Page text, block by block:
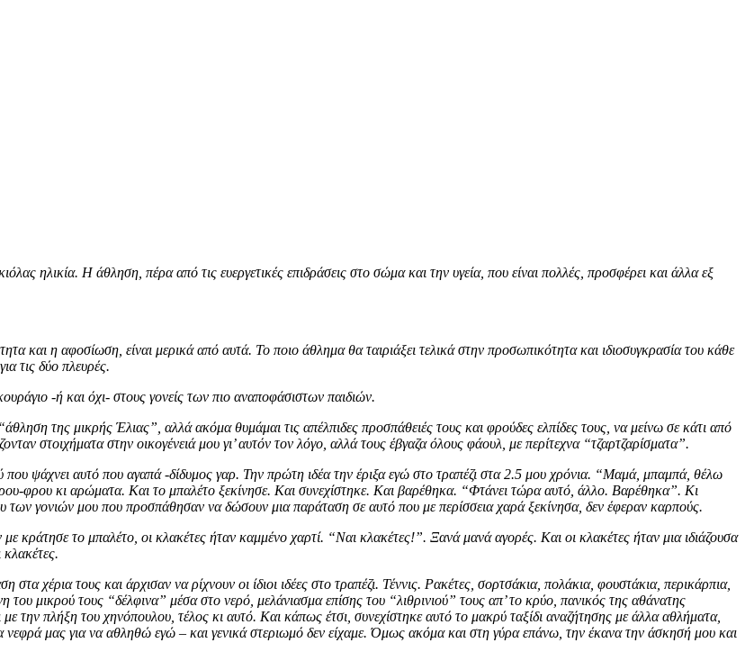
ηλικία. Η άθληση, πέρα από τις ευεργετικές επιδράσεις στο σώμα και την υγεία, που είναι πολλές, προσφέρει και άλλα εξ
και η αφοσίωση, είναι μερικά από αυτά. Το ποιο άθλημα θα ταιριάξει τελικά στην προσωπικότητα και ιδιοσυγκρασία του κάθε
τις δύο πλευρές.
-ή και όχι- στους γονείς των πιο αναποφάσιστων παιδιών.
της μικρής Έλιας”, αλλά ακόμα θυμάμαι τις απέλπιδες προσπάθειές τους και φρούδες ελπίδες τους, να μείνω σε κάτι από
στοιχήματα στην οικογένειά μου γι’ αυτόν τον λόγο, αλλά τους έβγαζα όλους φάουλ, με περίτεχνα “τζαρτζαρίσματα”.
που ψάχνει αυτό που αγαπά -δίδυμος γαρ. Την πρώτη ιδέα την έριξα εγώ στο τραπέζι στα 2.5 μου χρόνια. “Μαμά, μπαμπά, θέλω
φρου κι αρώματα. Και το μπαλέτο ξεκίνησε. Και συνεχίστηκε. Και βαρέθηκα. “Φτάνει τώρα αυτό, άλλο. Βαρέθηκα”. Κι
γονιών μου που προσπάθησαν να δώσουν μια παράταση σε αυτό που με περίσσεια χαρά ξεκίνησα, δεν έφεραν καρπούς.
το μπαλέτο, οι κλακέτες ήταν καμμένο χαρτί. “Ναι κλακέτες!”. Ξανά μανά αγορές. Και οι κλακέτες ήταν μια ιδιάζουσα
χέρια τους και άρχισαν να ρίχνουν οι ίδιοι ιδέες στο τραπέζι. Τέννις. Ρακέτες, σορτσάκια, πολάκια, φουστάκια, περικάρπια,
μικρού τους “δέλφινα” μέσα στο νερό, μελάνιασμα επίσης του “λιθρινιού” τους απ’ το κρύο, πανικός της αθάνατης
την πλήξη του χηνόπουλου, τέλος κι αυτό. Και κάπως έτσι, συνεχίστηκε αυτό το μακρύ ταξίδι αναζήτησης με άλλα αθλήματα,
νεφρά μας για να αθληθώ εγώ – και γενικά στεριωμό δεν είχαμε. Όμως ακόμα και στη γύρα επάνω, την έκανα την άσκησή μου και